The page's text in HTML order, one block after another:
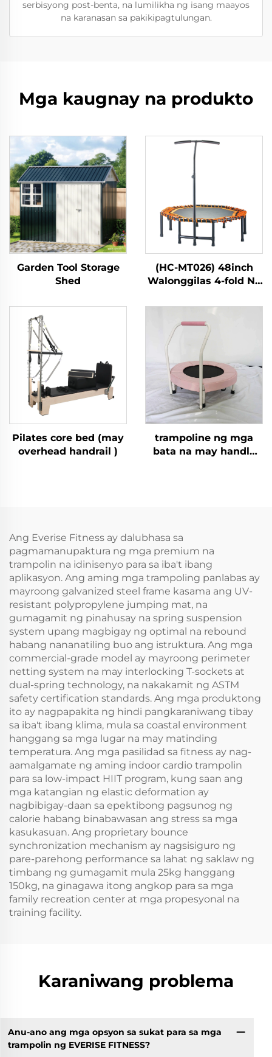
serbisyong post-benta, na lumilikha ng isang maayos
na karanasan sa pakikipagtulungan.
Mga kaugnay na produkto
Garden Tool Storage
Shed
(HC-MT026) 48inch
Walonggilas 4-fold Na
Pilates core bed (may
overhead handrail )
trampoline ng mga
bata na may handle
Ang Everise Fitness ay dalubhasa sa
pagmamanupaktura ng mga premium na
trampolin na idinisenyo para sa iba't ibang
aplikasyon. Ang aming mga trampoling panlabas ay
mayroong galvanized steel frame kasama ang UV-
resistant polypropylene jumping mat, na
gumagamit ng pinahusay na spring suspension
system upang magbigay ng optimal na rebound
habang nananatiling buo ang istruktura. Ang mga
commercial-grade model ay mayroong perimeter
netting system na may interlocking T-sockets at
dual-spring technology, na nakakamit ng ASTM
safety certification standards. Ang mga produktong
ito ay nagpapakita ng hindi pangkaraniwang tibay
sa iba't ibang klima, mula sa coastal environment
hanggang sa mga lugar na may matinding
temperatura. Ang mga pasilidad sa fitness ay nag-
aamalgamate ng aming indoor cardio trampolin
para sa low-impact HIIT program, kung saan ang
mga katangian ng elastic deformation ay
nagbibigay-daan sa epektibong pagsunog ng
calorie habang binabawasan ang stress sa mga
kasukasuan. Ang proprietary bounce
synchronization mechanism ay nagsisiguro ng
pare-parehong performance sa lahat ng saklaw ng
timbang ng gumagamit mula 25kg hanggang
150kg, na ginagawa itong angkop para sa mga
family recreation center at mga propesyonal na
training facility.
Karaniwang problema
Anu-ano ang mga opsyon sa sukat para sa mga
trampolin ng EVERISE FITNESS?